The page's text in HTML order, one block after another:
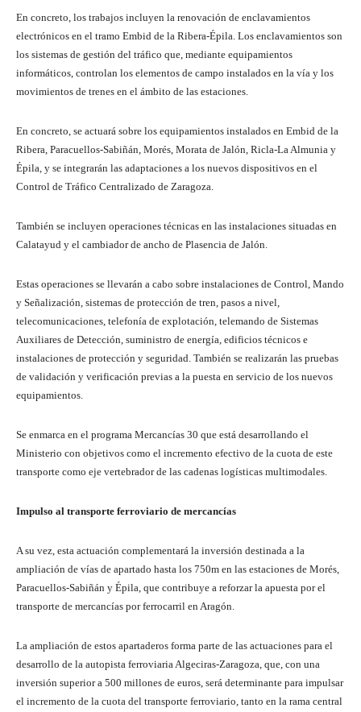
En concreto, los trabajos incluyen la renovación de enclavamientos
electrónicos en el tramo Embid de la Ribera-Épila. Los enclavamientos son
los sistemas de gestión del tráfico que, mediante equipamientos
informáticos, controlan los elementos de campo instalados en la vía y los
movimientos de trenes en el ámbito de las estaciones.
En concreto, se actuará sobre los equipamientos instalados en Embid de la
Ribera, Paracuellos-Sabiñán, Morés, Morata de Jalón, Ricla-La Almunia y
Épila, y se integrarán las adaptaciones a los nuevos dispositivos en el
Control de Tráfico Centralizado de Zaragoza.
También se incluyen operaciones técnicas en las instalaciones situadas en
Calatayud y el cambiador de ancho de Plasencia de Jalón.
Estas operaciones se llevarán a cabo sobre instalaciones de Control, Mando
y Señalización, sistemas de protección de tren, pasos a nivel,
telecomunicaciones, telefonía de explotación, telemando de Sistemas
Auxiliares de Detección, suministro de energía, edificios técnicos e
instalaciones de protección y seguridad. También se realizarán las pruebas
de validación y verificación previas a la puesta en servicio de los nuevos
equipamientos.
Se enmarca en el programa Mercancías 30 que está desarrollando el
Ministerio con objetivos como el incremento efectivo de la cuota de este
transporte como eje vertebrador de las cadenas logísticas multimodales.
Impulso al transporte ferroviario de mercancías
A su vez, esta actuación complementará la inversión destinada a la
ampliación de vías de apartado hasta los 750m en las estaciones de Morés,
Paracuellos-Sabiñán y Épila, que contribuye a reforzar la apuesta por el
transporte de mercancías por ferrocarril en Aragón.
La ampliación de estos apartaderos forma parte de las actuaciones para el
desarrollo de la autopista ferroviaria Algeciras-Zaragoza, que, con una
inversión superior a 500 millones de euros, será determinante para impulsar
el incremento de la cuota del transporte ferroviario, tanto en la rama central